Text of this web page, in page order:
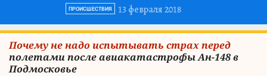
13 февраля 2018
ПРОИСШЕСТВИЯ
Почему не надо испытывать страх перед
полетами после авиакатастрофы Ан-148 в
Подмосковье